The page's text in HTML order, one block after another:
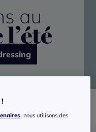
, nous utilisons des